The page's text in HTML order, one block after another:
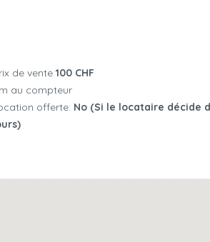
de vente100 CHF
au compteur
offerte: No (Si le locataire décide